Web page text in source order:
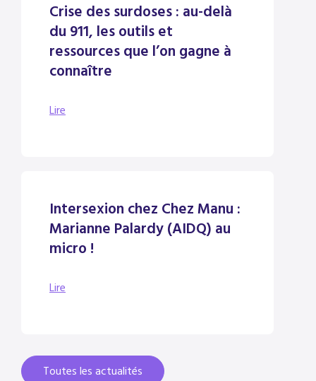
Crise des surdoses : au-delà
du 911, les outils et
ressources que l’on gagne à
connaître
Lire
Intersexion chez Chez Manu :
Marianne Palardy (AIDQ) au
micro !
Lire
Toutes les actualités